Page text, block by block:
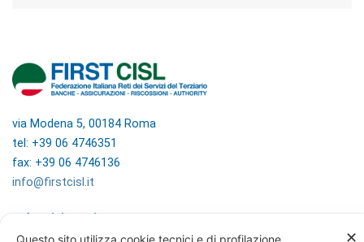
via Modena 5, 00184 Roma
tel: +39 06 4746351
fax: +39 06 4746136
info@firstcisl.it
Amministrazione trasparente
Codice etico
✕
Questo sito utilizza cookie tecnici e di profilazione.